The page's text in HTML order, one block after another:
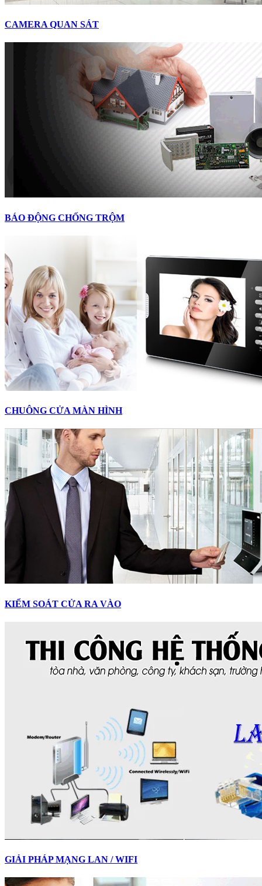
CAMERA QUAN SÁT
BÁO ĐỘNG CHỐNG TRỘM
CHUÔNG CỬA MÀN HÌNH
KIỂM SOÁT CỬA RA VÀO
GIẢI PHÁP MẠNG LAN / WIFI